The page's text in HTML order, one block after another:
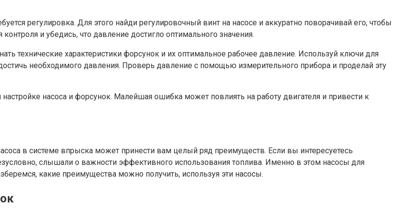
регулировка. Для этого найди регулировочный винт на насосе и аккуратно поворачивай его, чтобы
и убедись, что давление достигло оптимального значения.
технические характеристики форсунок и их оптимальное рабочее давление. Используй ключи для
необходимого давления. Проверь давление с помощью измерительного прибора и проделай эту
насоса и форсунок. Малейшая ошибка может повлиять на работу двигателя и привести к
в системе впрыска может принести вам целый ряд преимуществ. Если вы интересуетесь
слышали о важности эффективного использования топлива. Именно в этом насосы для
какие преимущества можно получить, используя эти насосы.